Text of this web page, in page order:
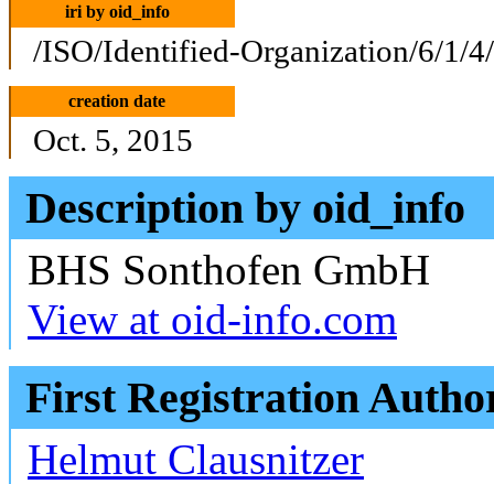
iri by oid_info
/ISO/Identified-Organization/6/1/
creation date
Oct. 5, 2015
Description by oid_info
BHS Sonthofen GmbH
View at oid-info.com
First Registration
Helmut Clausnitzer